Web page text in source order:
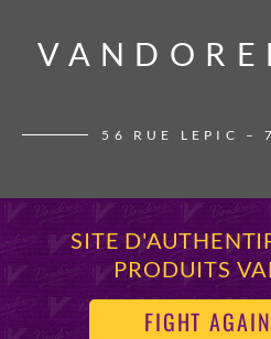
56 RUE LEPIC –
SITE
PRODUITS
FIGHT